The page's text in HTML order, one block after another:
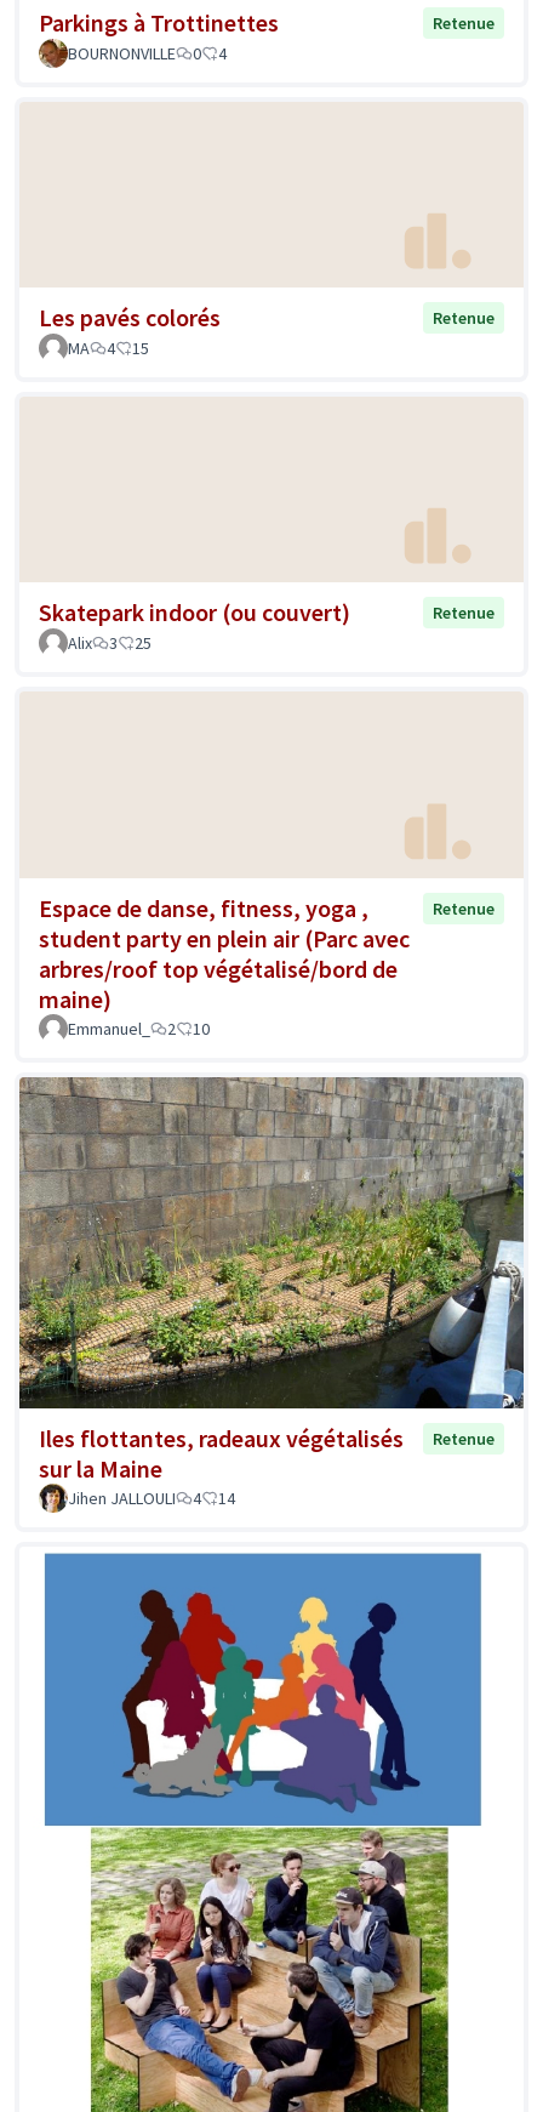
Parkings à Trottinettes
Retenue
BOURNONVILLE
0 4
Les pavés colorés
Retenue
MA
4 15
Skatepark indoor (ou couvert)
Retenue
Alix
3 25
Espace de danse, fitness, yoga ,
student party en plein air (Parc avec
arbres/roof top végétalisé/bord de
maine)
Retenue
Emmanuel_ 2 10
Iles flottantes, radeaux végétalisés
sur la Maine
Retenue
Jihen JALLOULI 4 14